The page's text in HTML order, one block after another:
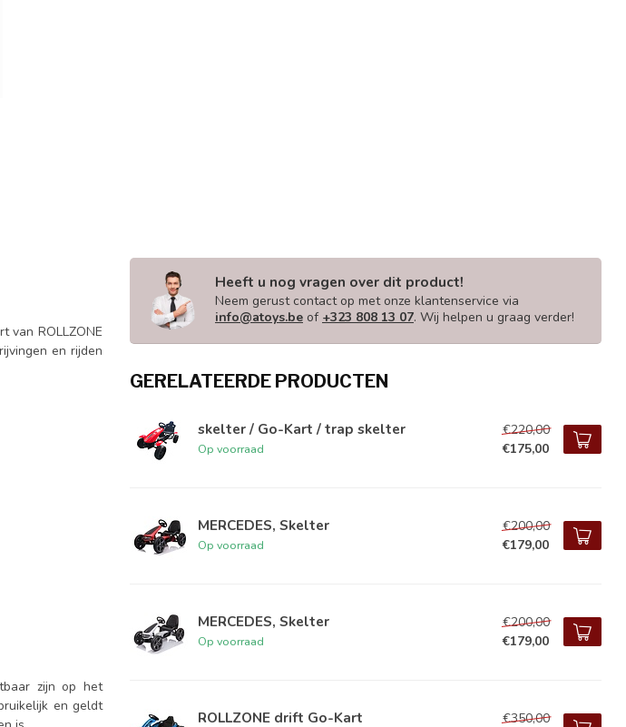
van ROLLZONE
en rijden
zijn op het
en geldt
Heeft u nog vragen over dit product!
Neem gerust contact op met onze klantenservice via
info@atoys.be of +323 808 13 07. Wij helpen u graag verder!
GERELATEERDE PRODUCTEN
skelter / Go-Kart / trap skelter
Op voorraad
€220,00
€175,00
MERCEDES, Skelter
Op voorraad
€200,00
€179,00
MERCEDES, Skelter
Op voorraad
€200,00
€179,00
ROLLZONE drift Go-Kart
€350,00